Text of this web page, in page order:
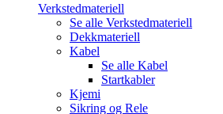
Verkstedmateriell
Se alle Verkstedmateriell
Dekkmateriell
Kabel
Se alle Kabel
Startkabler
Kjemi
Sikring og Rele